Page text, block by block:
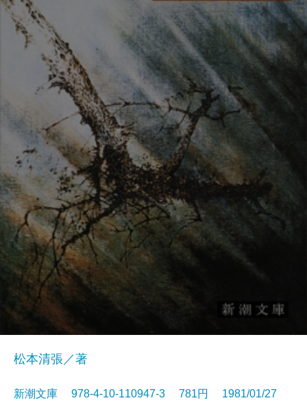
松本清張／著
新潮文庫 978-4-10-110947-3 781円 1981/01/27